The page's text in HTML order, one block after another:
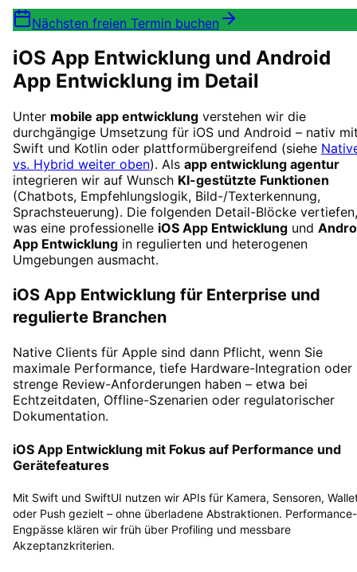
Nächsten freien Termin buchen
iOS App Entwicklung und Android
App Entwicklung im Detail
Unter mobile app entwicklung verstehen wir die
durchgängige Umsetzung für iOS und Android – nativ
Swift und Kotlin oder plattformübergreifend (siehe
vs. Hybrid weiter oben). Als app entwicklung agentur
integrieren wir auf Wunsch KI-gestützte Funktionen
(Chatbots, Empfehlungslogik, Bild-/Texterkennung,
Sprachsteuerung). Die folgenden Detail-Blöcke vertiefen,
was eine professionelle iOS App Entwicklung und
App Entwicklung in regulierten und heterogenen
Umgebungen ausmacht.
iOS App Entwicklung für Enterprise und
regulierte Branchen
Native Clients für Apple sind dann Pflicht, wenn Sie
maximale Performance, tiefe Hardware-Integration oder
strenge Review-Anforderungen haben – etwa bei
Echtzeitdaten, Offline-Szenarien oder regulatorischer
Dokumentation.
iOS App Entwicklung mit Fokus auf Performance und
Gerätefeatures
Mit Swift und SwiftUI nutzen wir APIs für Kamera, Sensoren,
oder Push gezielt – ohne überladene Abstraktionen. Performance-
Engpässe klären wir früh über Profiling und messbare
Akzeptanzkriterien.